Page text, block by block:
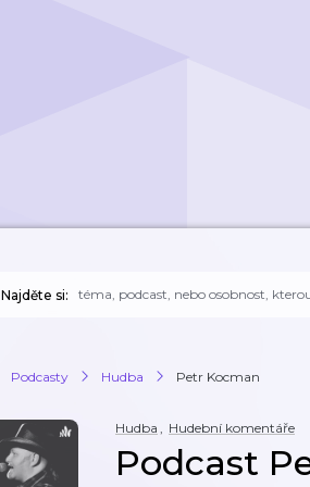
Najděte si:
Podcasty Hudba Petr Kocman
Hudba , Hudební komentáře
Podcast